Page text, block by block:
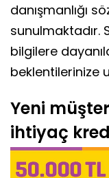
danışmanlığı
sunulmaktadır.
bilgilere
beklentilerinize
Yeni
ihtiyaç